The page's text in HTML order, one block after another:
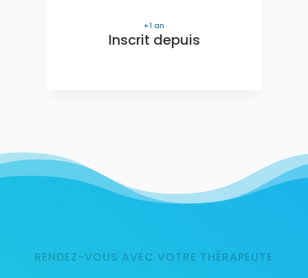
1 an
Inscrit depuis
RENDEZ-VOUS AVEC VOTRE THÉRAPEUTE